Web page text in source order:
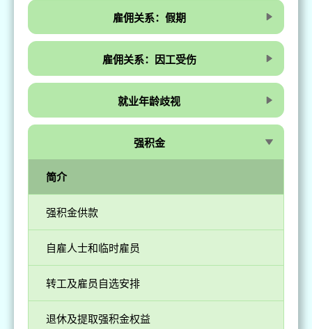
雇佣关系：假期
雇佣关系：因工受伤
就业年龄歧视
强积金
退休及提取强积金权益
转工及雇员自选安排
自雇人士和临时雇员
强积金供款
简介